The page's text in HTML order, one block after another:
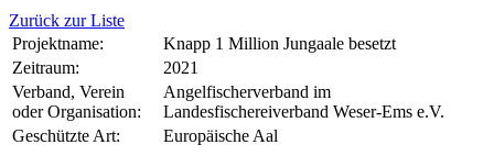
Zurück zur Liste
Projektname:
Knapp 1 Million Jungaale besetzt
Zeitraum:
2021
Verband, Verein
oder Organisation:
Angelfischerverband im
Landesfischereiverband Weser-Ems e.V.
Geschützte Art:
Europäische Aal